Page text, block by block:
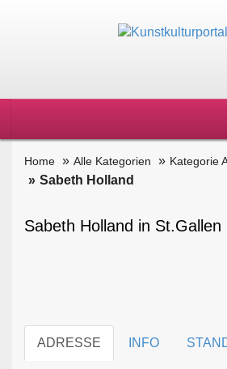
Home Alle Kategorien Kategorie
Sabeth Holland
Sabeth Holland in St.Gallen
ADRESSE INFO